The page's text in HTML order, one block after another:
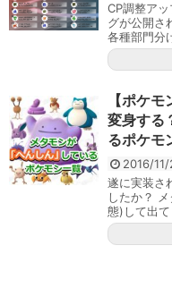
CP調整ア
グが公開さ
各種部門分
【ポケ
変身する
るポケモ
2016/
遂に実装さ
したか？
態)して出